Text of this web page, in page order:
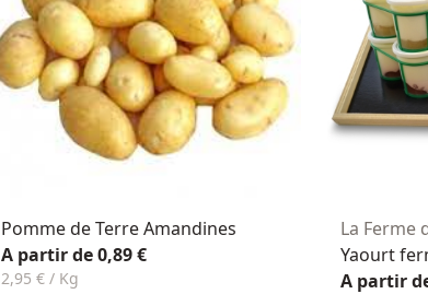
Pomme de Terre Amandines
A partir de 0,89 €
2,95 € / Kg
La Ferme
Yaourt
A partir